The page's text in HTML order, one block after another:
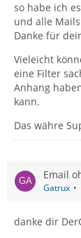
so habe ich
und alle
Danke für
Vieleicht
eine Filter
Anhang
kann.
Das währe
Email
Gatrux
danke dir